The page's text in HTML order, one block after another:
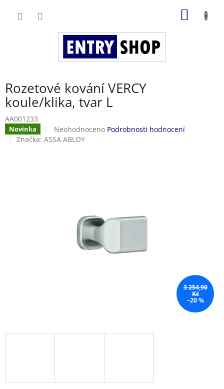
Rozetové kování VERCY
koule/klika, tvar L
AA001233
Novinka
Průměrné
hodnocení
Neohodnoceno Podrobnosti hodnocení
Značka: ASSA ABLOY
3 254,90
Kč
–20 %